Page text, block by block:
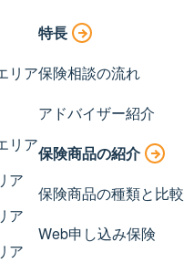
リア
リア
ア
ア
ア
特長
保険相談の流れ
アドバイザー紹介
保険商品の紹介
保険商品の種類と比較
Web申し込み保険